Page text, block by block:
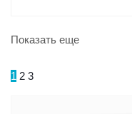
Показать еще
Следующая
1 2 3